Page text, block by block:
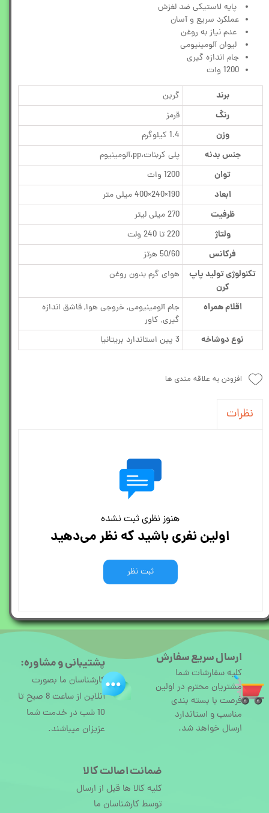
پایه لاستیکی ضد لغزش
عملکرد سریع و آسان
عدم نیاز به روغن
لیوان آلومینیومی
جام اندازه گیری
1200 وات
برند گرین
رنگ قرمز
وزن 1.4 کیلوگرم
جنس بدنه پلی کربنات،pp،آلومینیوم
توان 1200 وات
ابعاد 190×240×400 میلی متر
ظرفیت 270 میلی لیتر
ولتاژ 220 تا 240 ولت
فرکانس 50/60 هرتز
تکنولوژی تولید پاپ
کرن
هوای گرم بدون روغن
اقلام همراه
جام آلومینیومی, خروجی هوا, قاشق اندازه
گیری, کاور
نوع دوشاخه 3 پین استاندارد بریتانیا
افزودن به علاقه مندی ها
نظرات
هنوز نظری ثبت نشده
اولین نفری باشید که نظر می‌دهید
ثبت نظر
ارسال سریع سفارش
کلیه سفارشات شما
مشتریان محترم در اولین
فرصت با بسته بندی
مناسب و استاندارد
ارسال خواهد شد.
پشتیبانی و مشاوره:
کارشناسان ما بصورت
آنلاین از ساعت 8 صبح تا
10 شب در خدمت شما
عزیزان میباشند.
ضمانت اصالت کالا
کلیه کالا ها قبل از ارسال
توسط کارشناسان ما